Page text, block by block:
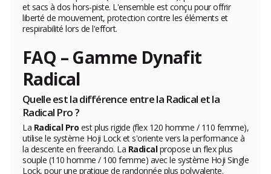
et sacs à dos hors-piste. L'ensemble est conçu pour offrir
liberté de mouvement, protection contre les éléments et
respirabilité lors de l'effort.
FAQ – Gamme Dynafit
Radical
Quelle est la différence entre la Radical et la
Radical Pro ?
La Radical Pro est plus rigide (flex 120 homme / 110 femme),
utilise le système Hoji Lock et s'oriente vers la performance à
la descente en freerando. La Radicalpropose un flex plus
souple (110 homme / 100 femme) avec le système Hoji Single
Lock, pour une pratique de randonnée plus polyvalente.